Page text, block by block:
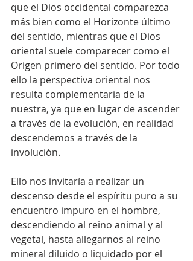
que el Dios occidental comparezca
más bien como el Horizonte último
del sentido, mientras que el Dios
oriental suele comparecer como el
Origen primero del sentido. Por todo
ello la perspectiva oriental nos
resulta complementaria de la
nuestra, ya que en lugar de ascender
a través de la evolución, en realidad
descendemos a través de la
involución.
Ello nos invitaría a realizar un
descenso desde el espíritu puro a su
encuentro impuro en el hombre,
descendiendo al reino animal y al
vegetal, hasta allegarnos al reino
mineral diluido o liquidado por el